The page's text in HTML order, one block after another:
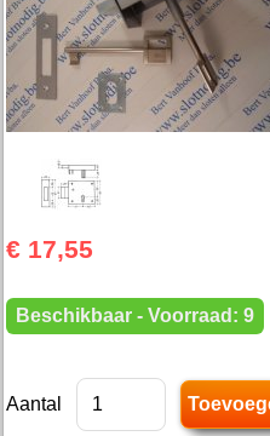
€ 17,55
Beschikbaar - Voorraad: 9
Aantal